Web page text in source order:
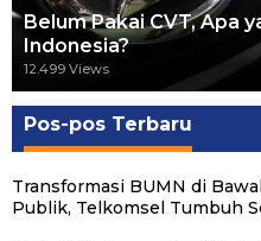
Belum Pakai CVT, Apa
Indonesia?
12.499 Views
Pos-pos Terbaru
Transformasi BUMN di
Publik, Telkomsel Tumbuh